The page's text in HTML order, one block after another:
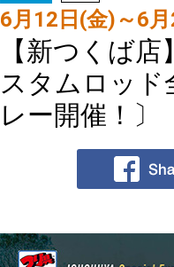
6月12日(金)～6
【新つくば
スタムロッド
レー開催！〕